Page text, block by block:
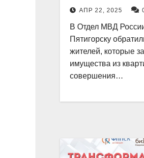
причастного
имущества
Пятигорске
АПР 22, 2025
В Отдел МВД
Пятигорску
жителей, которые
имущества из
совершения…